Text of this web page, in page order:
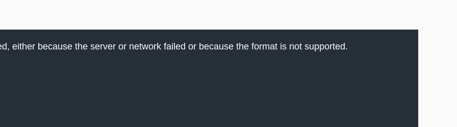
either because the server or network failed or because the format is not supported.